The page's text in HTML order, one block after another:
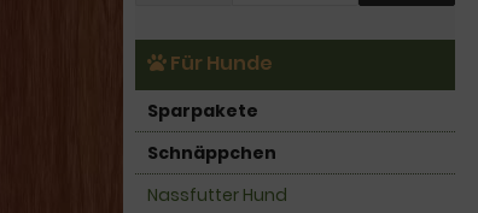
Für Hunde
Sparpakete
Schnäppchen
Nassfutter Hund